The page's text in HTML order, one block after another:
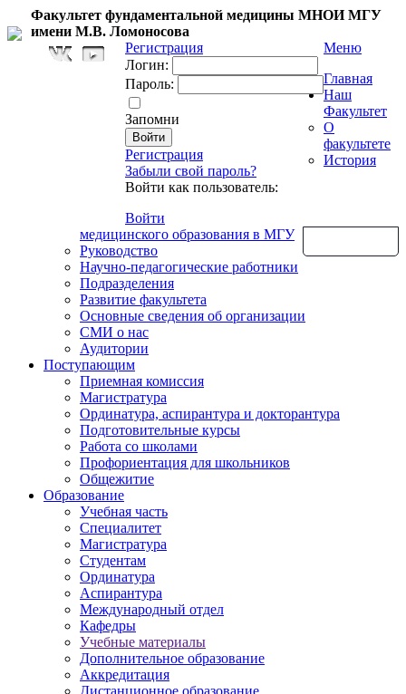
Факультет фундаментальной медицины МНОИ МГУ
имени М.В. Ломоносова
Регистрация
Логин:
Пароль:
Запомни
Регистрация
Забыли свой пароль?
Войти как пользователь:
Войти
Меню
Главная
Наш
Факультет
О
факультете
История
медицинского образования в МГУ
Руководство
Научно-педагогические работники
Подразделения
Развитие факультета
Основные сведения об организации
СМИ о нас
Аудитории
Поступающим
Приемная комиссия
Магистратура
Ординатура, аспирантура и докторантура
Подготовительные курсы
Работа со школами
Профориентация для школьников
Общежитие
Образование
Учебная часть
Специалитет
Магистратура
Студентам
Ординатура
Аспирантура
Международный отдел
Кафедры
Учебные материалы
Дополнительное образование
Аккредитация
Дистанционное образование